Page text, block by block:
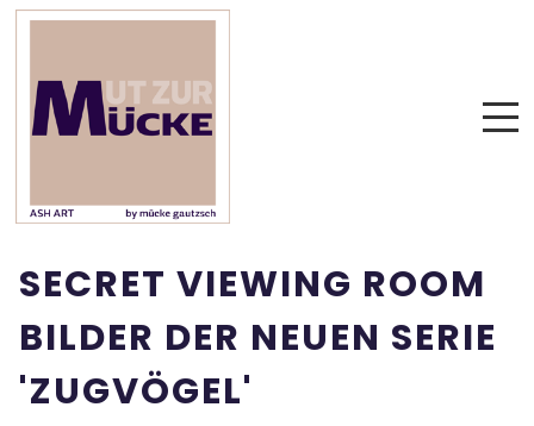
SECRET VIEWING ROOM
BILDER DER NEUEN SERIE
'ZUGVÖGEL'